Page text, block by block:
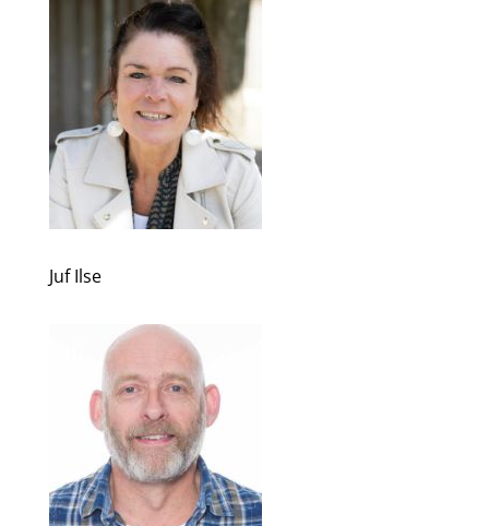
Juf Ilse